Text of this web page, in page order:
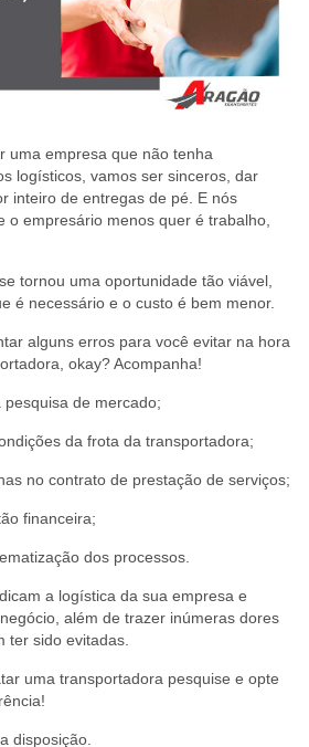
uma empresa que não tenha
logísticos, vamos ser sinceros, dar
inteiro de entregas de pé. E nós
o empresário menos quer é trabalho,
tornou uma oportunidade tão viável,
é necessário e o custo é bem menor.
alguns erros para você evitar na hora
okay? Acompanha!
de mercado;
da frota da transportadora;
no contrato de prestação de serviços;
financeira;
dos processos.
a logística da sua empresa e
além de trazer inúmeras dores
ter sido evitadas.
uma transportadora pesquise e opte
disposição.